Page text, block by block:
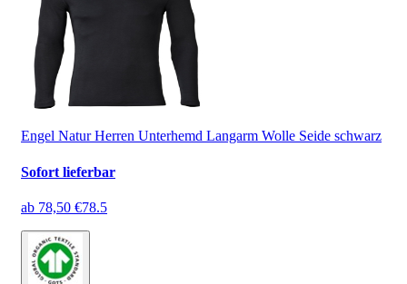
Engel Natur Herren Unterhemd Langarm Wolle Seide schwarz
Sofort lieferbar
ab 78,50 €78.5